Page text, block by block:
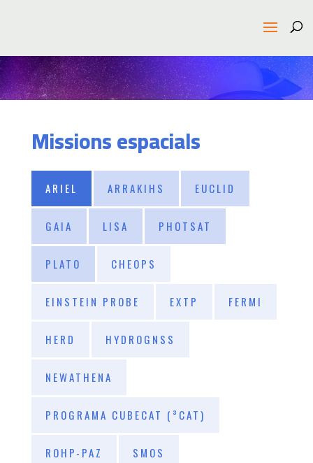
Missions espacials
ARIEL ARRAKIHS EUCLID
GAIA LISA PHOTSAT
PLATO CHEOPS
EINSTEIN PROBE EXTP FERMI
HERD HYDROGNSS
NEWATHENA
PROGRAMA CUBECAT (³CAT)
ROHP-PAZ SMOS